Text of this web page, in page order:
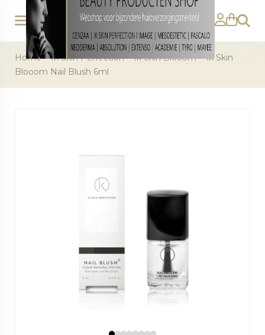
Home>Ik Skin Perfection>Ik Skin Blooom>Ik Skin
Blooom Nail Blush 6ml